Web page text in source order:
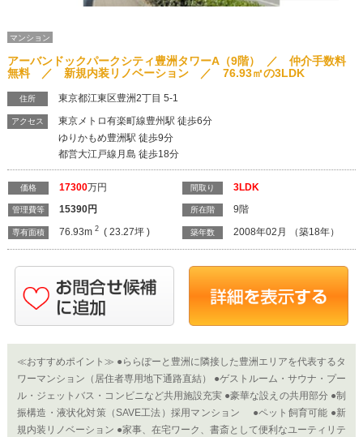
マンション
アーバンドックパークシティ豊洲タワーA（9階） ／ 仲介手数料
無料 ／ 新規内装リノベーション ／ 76.93㎡の3LDK
住所 東京都江東区豊洲2丁目 5-1
アクセス
東京メトロ有楽町線豊州駅 徒歩6分
ゆりかもめ豊洲駅 徒歩9分
都営大江戸線月島 徒歩18分
価格 17300万円
管理費等 15390円
専有面積 76.93m2 ( 23.27坪 )
間取り 3LDK
所在階 9階
築年数 2008年02月 （築18年）
≪おすすめポイント≫ ●ららぽーと豊洲に隣接した豊洲エリアを代表するタ
ワーマンション（居住者専用地下通路直結） ●ゲストルーム・サウナ・プー
ル・ジェットバス・コンビニなど共用施設充実 ●豪華な設えの共用部分 ●制
振構造・液状化対策（SAVE工法）採用マンション ●ペット飼育可能 ●新
規内装リノベーション ●家事、在宅ワーク、書斎として便利なユーティリテ